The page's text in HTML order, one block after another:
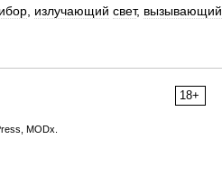
излучающий свет, вызывающий
18+
MODx.